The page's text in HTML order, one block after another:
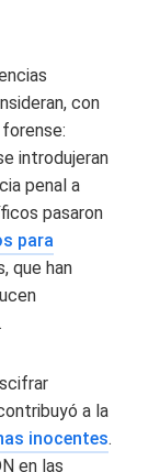
con
introdujeran
penal a
pasaron
para
que han
a la
inocentes.
en las